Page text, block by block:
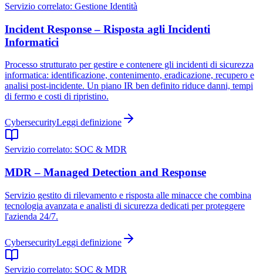
Servizio correlato: Gestione Identità
Incident Response – Risposta agli Incidenti
Informatici
Processo strutturato per gestire e contenere gli incidenti di sicurezza
informatica: identificazione, contenimento, eradicazione, recupero e
analisi post-incidente. Un piano IR ben definito riduce danni, tempi
di fermo e costi di ripristino.
CybersecurityLeggi definizione
Servizio correlato: SOC & MDR
MDR – Managed Detection and Response
Servizio gestito di rilevamento e risposta alle minacce che combina
tecnologia avanzata e analisti di sicurezza dedicati per proteggere
l'azienda 24/7.
CybersecurityLeggi definizione
Servizio correlato: SOC & MDR